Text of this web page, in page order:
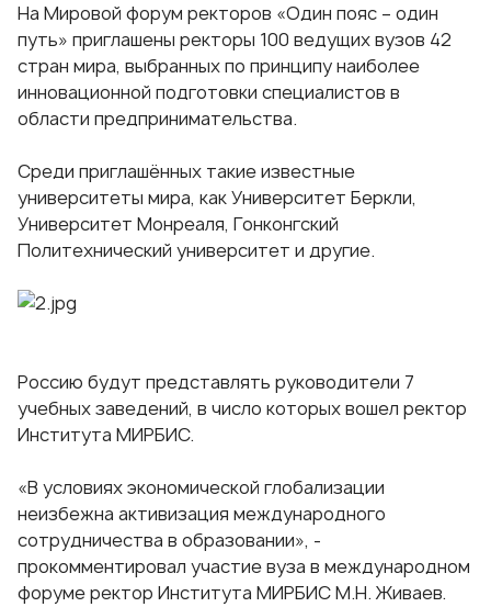
На Мировой форум ректоров «Один пояс – один
путь» приглашены ректоры 100 ведущих вузов 42
стран мира, выбранных по принципу наиболее
инновационной подготовки специалистов в
области предпринимательства.
Среди приглашённых такие известные
университеты мира, как Университет Беркли,
Университет Монреаля, Гонконгский
Политехнический университет и другие.
Россию будут представлять руководители 7
учебных заведений, в число которых вошел ректор
Института МИРБИС.
«В условиях экономической глобализации
неизбежна активизация международного
сотрудничества в образовании», -
прокомментировал участие вуза в международном
форуме ректор Института МИРБИСМ.Н. Живаев.